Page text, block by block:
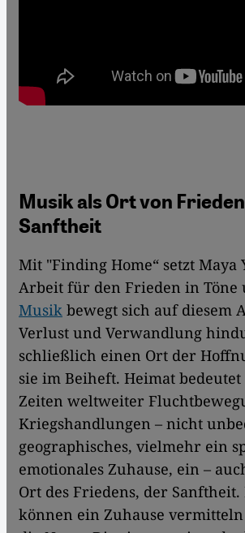
Musik als Ort von
Sanftheit
Mit "Finding Home“ setzt Maya
Arbeit für den Frieden in Töne
Musik bewegt sich auf diesem
Verlust und Verwandlung
schließlich einen Ort der
sie im Beiheft. Heimat
Zeiten weltweiter
Kriegshandlungen – nicht
geographisches, vielmehr ein
emotionales Zuhause, ein –
Ort des Friedens, der Sanftheit.
können ein Zuhause